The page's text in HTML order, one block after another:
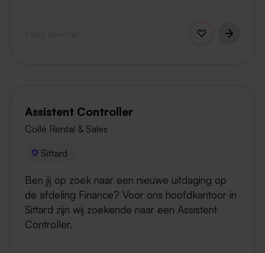
Assistent Controller
Collé Rental & Sales
Sittard
Ben jij op zoek naar een nieuwe uitdaging op
de afdeling Finance? Voor ons hoofdkantoor in
Sittard zijn wij zoekende naar een Assistent
Controller.